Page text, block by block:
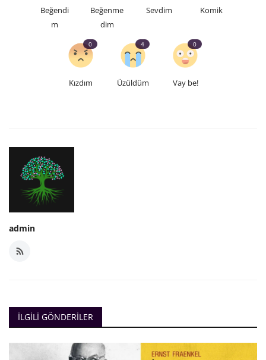
Beğendi
m
Beğenme
dim
Sevdim Komik
Kızdım
0
Üzüldüm
4
Vay be!
0
admin
İLGILI GÖNDERILER